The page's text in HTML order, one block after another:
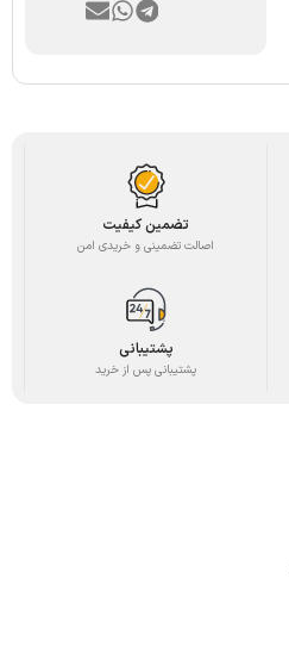
تضمین کیفیت
اصالت تضمینی و خریدی امن
پشتیبانی
پشتیبانی پس از خرید